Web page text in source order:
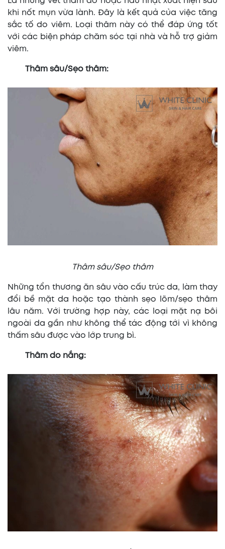
khi nốt mụn vừa lành. Đây là kết quả của việc tăng
sắc tố do viêm. Loại thâm này có thể đáp ứng tốt
với các biện pháp chăm sóc tại nhà và hỗ trợ giảm
viêm.
Thâm sâu/Sẹo thâm:
Thâm sâu/Sẹo thâm
Những tổn thương ăn sâu vào cấu trúc da, làm thay
đổi bề mặt da hoặc tạo thành sẹo lõm/sẹo thâm
lâu năm. Với trường hợp này, các loại mặt nạ bôi
ngoài da gần như không thể tác động tới vì không
thấm sâu được vào lớp trung bì.
Thâm do nắng: